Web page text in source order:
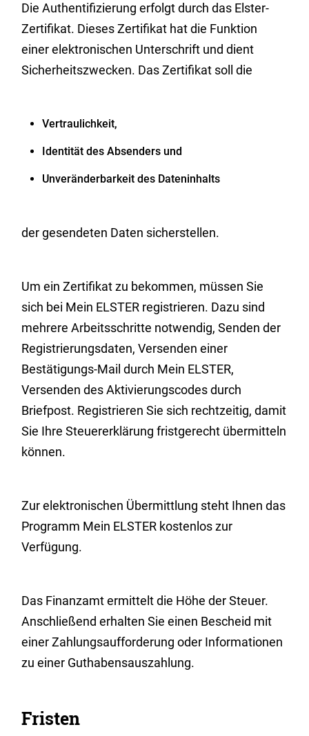
Die Authentifizierung erfolgt durch das Elster-
Zertifikat. Dieses Zertifikat hat die Funktion
einer elektronischen Unterschrift und dient
Sicherheitszwecken. Das Zertifikat soll die
Vertraulichkeit,
Identität des Absenders und
Unveränderbarkeit des Dateninhalts
der gesendeten Daten sicherstellen.
Um ein Zertifikat zu bekommen, müssen Sie
sich bei Mein ELSTER registrieren. Dazu sind
mehrere Arbeitsschritte notwendig, Senden der
Registrierungsdaten, Versenden einer
Bestätigungs-Mail durch Mein ELSTER,
Versenden des Aktivierungscodes durch
Briefpost. Registrieren Sie sich rechtzeitig, damit
Sie Ihre Steuererklärung fristgerecht übermitteln
können.
Zur elektronischen Übermittlung steht Ihnen das
Programm Mein ELSTER kostenlos zur
Verfügung.
Das Finanzamt ermittelt die Höhe der Steuer.
Anschließend erhalten Sie einen Bescheid mit
einer Zahlungsaufforderung oder Informationen
zu einer Guthabensauszahlung.
Fristen